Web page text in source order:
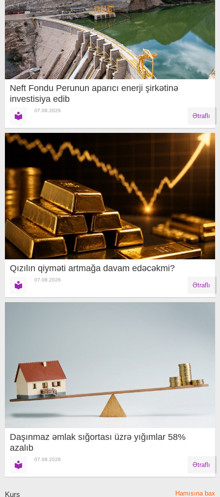
Neft Fondu Perunun aparıcı enerji şirkətinə
investisiya edib
07.08.2026
Ətraflı
Qızılın qiyməti artmağa davam edəcəkmi?
07.08.2026
Ətraflı
Daşınmaz əmlak sığortası üzrə yığımlar 58%
azalıb
07.08.2026
Ətraflı
Kurs Hamısına bax